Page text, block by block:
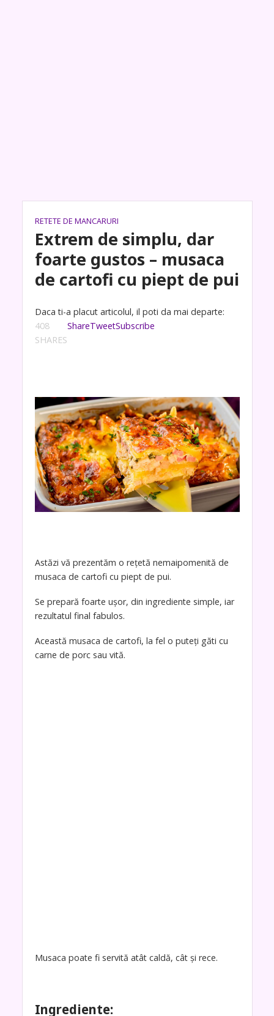
RETETE DE MANCARURI
Extrem de simplu, dar
foarte gustos – musaca
de cartofi cu piept de pui
Daca ti-a placut articolul, il poti da mai departe:
408
SHARES
ShareTweetSubscribe
Astăzi vă prezentăm o rețetă nemaipomenită de
musaca de cartofi cu piept de pui.
Se prepară foarte ușor, din ingrediente simple, iar
rezultatul final fabulos.
Această musaca de cartofi, la fel o puteți găti cu
carne de porc sau vită.
Musaca poate fi servită atât caldă, cât și rece.
Ingrediente: